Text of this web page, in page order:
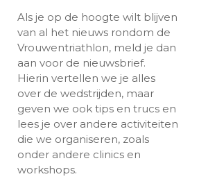
Als je op de hoogte wilt blijven
van al het nieuws rondom de
Vrouwentriathlon, meld je dan
aan voor de nieuwsbrief.
Hierin vertellen we je alles
over de wedstrijden, maar
geven we ook tips en trucs en
lees je over andere activiteiten
die we organiseren, zoals
onder andere clinics en
workshops.